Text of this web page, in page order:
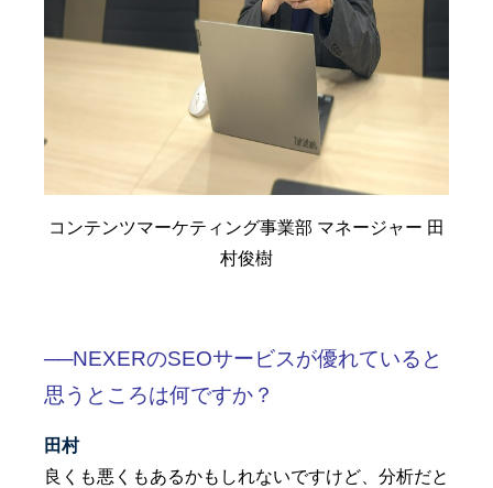
コンテンツマーケティング事業部 マネージャー 田
村俊樹
──NEXERのSEOサービスが優れていると
思うところは何ですか？
田村
良くも悪くもあるかもしれないですけど、分析だと